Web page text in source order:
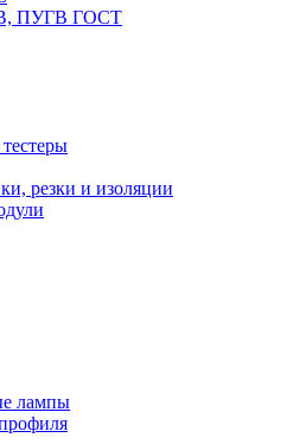
ПУГВ ГОСТ
резки и изоляции
лампы